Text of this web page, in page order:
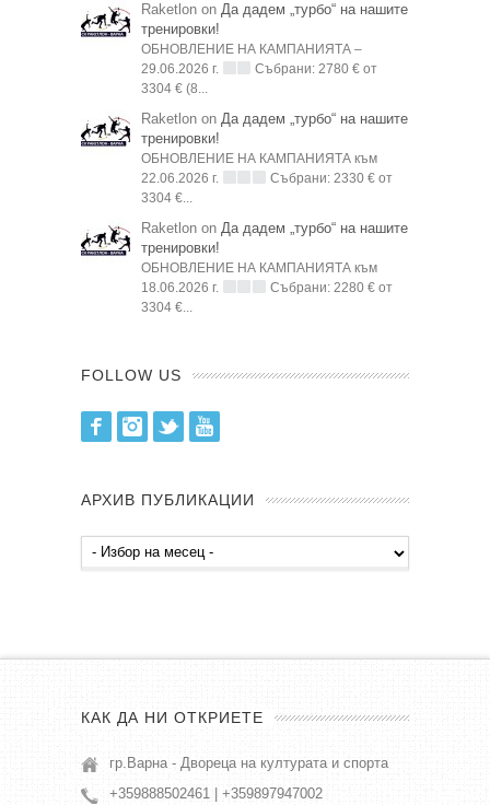
Raketlon on Да дадем „турбо“ на нашите
тренировки!
ОБНОВЛЕНИЕ НА КАМПАНИЯТА –
29.06.2026 г.
Събрани: 2780 € от
3304 € (8...
Raketlon on Да дадем „турбо“ на нашите
тренировки!
ОБНОВЛЕНИЕ НА КАМПАНИЯТА към
22.06.2026 г.
Събрани: 2330 € от
3304 €...
Raketlon on Да дадем „турбо“ на нашите
тренировки!
ОБНОВЛЕНИЕ НА КАМПАНИЯТА към
18.06.2026 г.
Събрани: 2280 € от
3304 €...
FOLLOW US
FacebookInstagram
Twitter
АРХИВ ПУБЛИКАЦИИ
Архив
публикации
КАК ДА НИ ОТКРИЕТЕ
гр.Варна - Двореца на културата и спорта
+359888502461 | +359897947002